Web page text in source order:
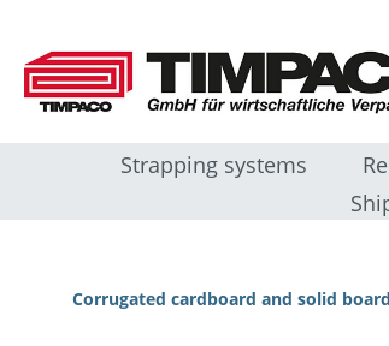
Strapping systems
Corrugated cardboard and solid board